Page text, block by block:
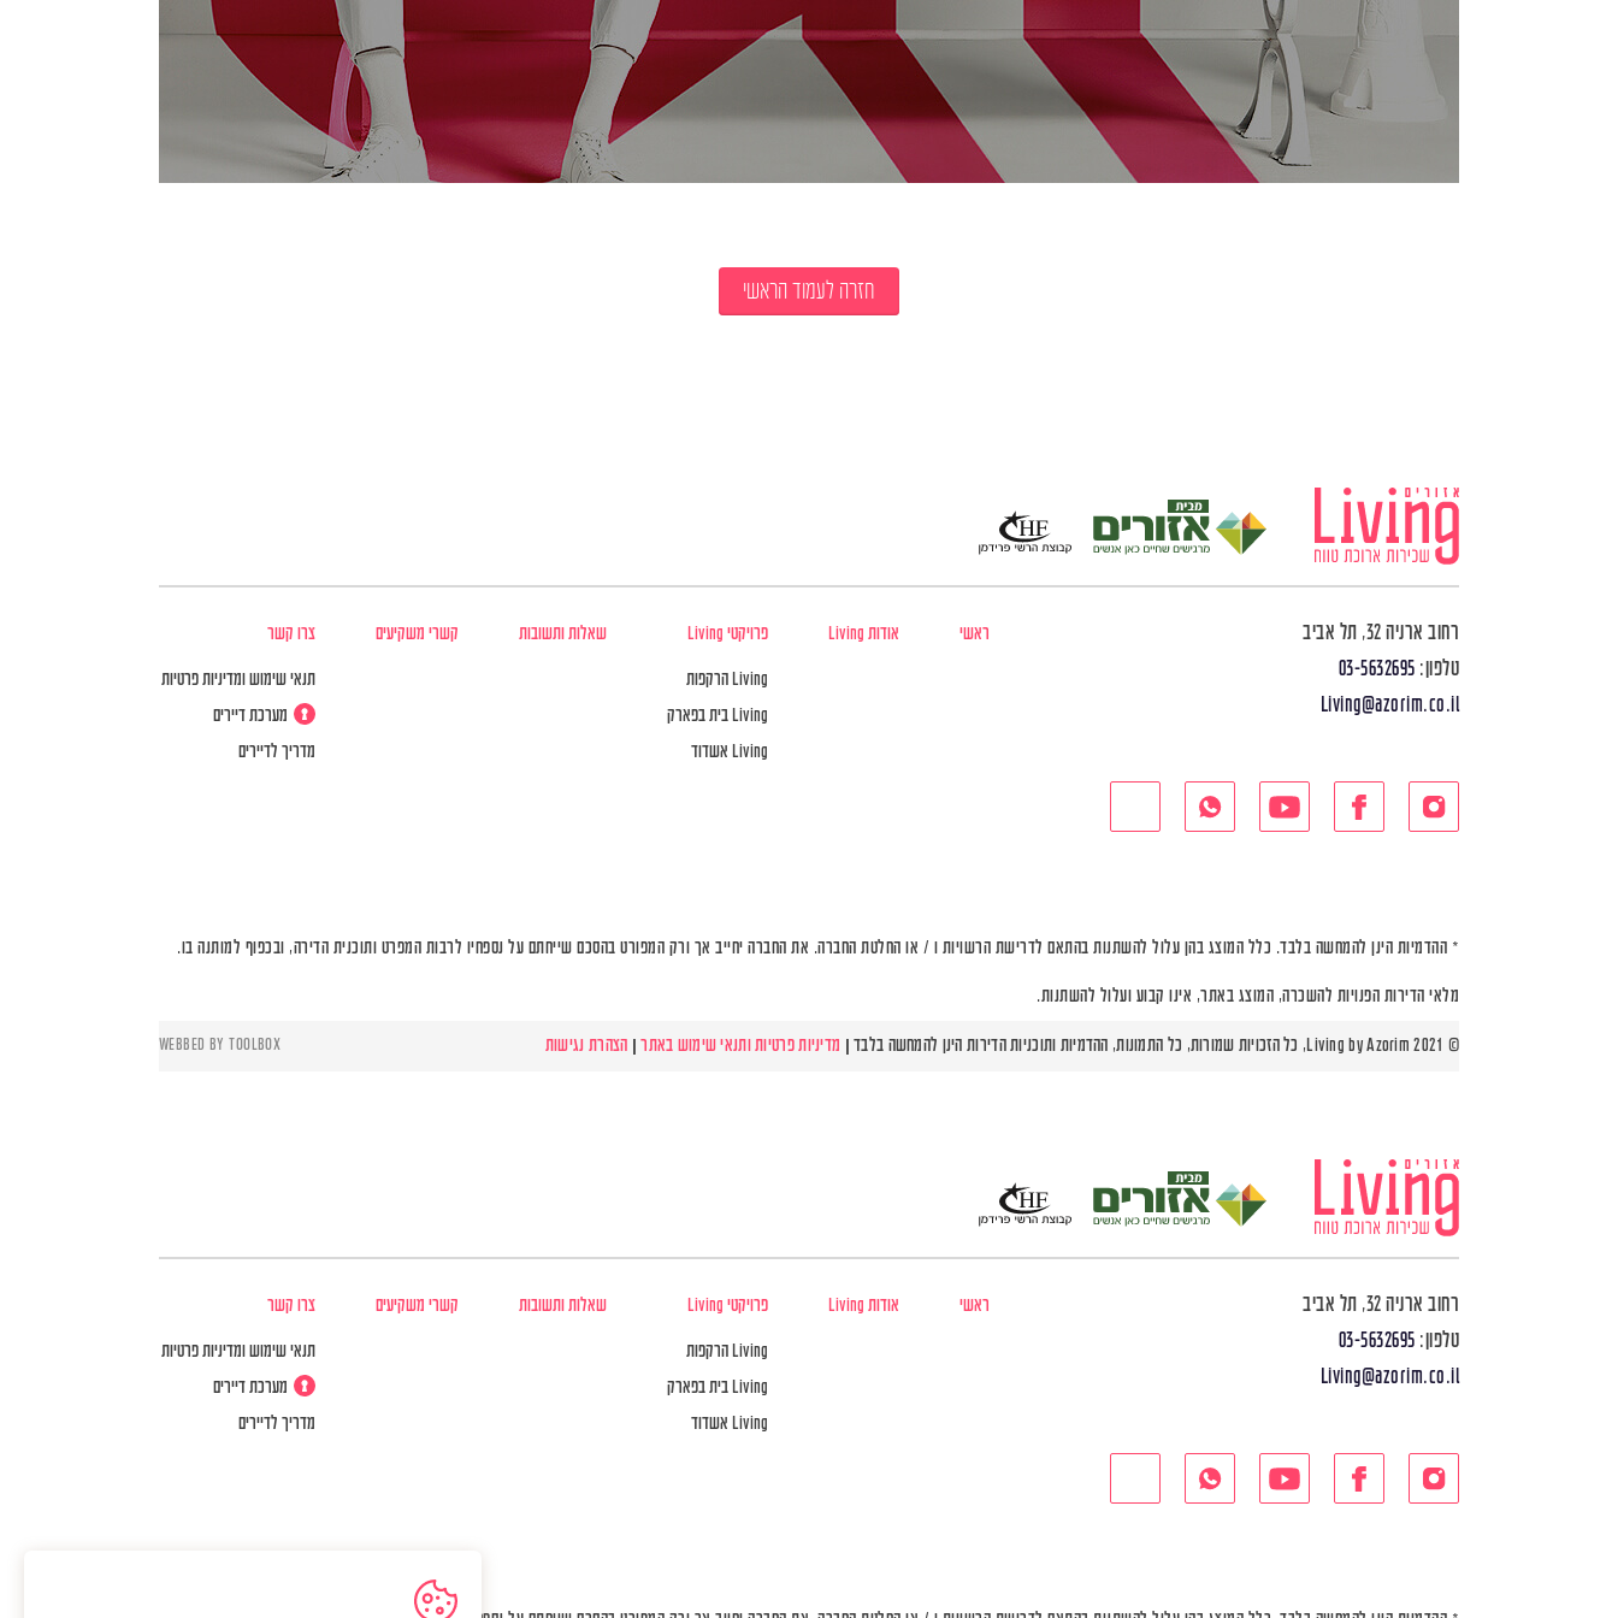
חזרה לעמוד הראשי
רחוב ארניה 32, תל אביב
טלפון: 03-5632695
Living@azorim.co.il
ראשי אודות Living פרויקטי Living
Living הרקפות
Living בית בפארק
Living אשדוד
שאלות ותשובות קשרי משקיעים צרו קשר
תנאי שימוש ומדיניות פרטיות
מערכת דיירים
מדריך לדיירים
* ההדמיות הינן להמחשה בלבד. כלל המוצג בהן עלול להשתנות בהתאם לדרישת הרשויות ו / או החלטת החברה. את החברה יחייב אך ורק המפורט בהסכם שייחתם על נספחיו לרבות המפרט ותוכנית הדירה, ובכפוף למותנה בו.
מלאי הדירות הפנויות להשכרה, המוצג באתר, אינו קבוע ועלול להשתנות.
© Living by Azorim 2021, כל הזכויות שמורות, כל התמונות, ההדמיות ותוכניות הדירות הינן להמחשה בלבד | מדיניות פרטיות ותנאי שימוש באתר| הצהרת נגישות WEBBED BY TOOLBOX
רחוב ארניה 32, תל אביב
טלפון: 03-5632695
Living@azorim.co.il
ראשי אודות Living פרויקטי Living
Living הרקפות
Living בית בפארק
Living אשדוד
שאלות ותשובות קשרי משקיעים צרו קשר
תנאי שימוש ומדיניות פרטיות
מערכת דיירים
מדריך לדיירים